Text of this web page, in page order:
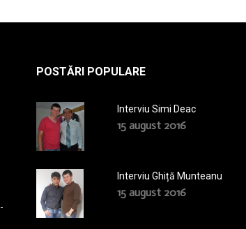
POSTĂRI POPULARE
Interviu Simi Deac
15 august 2016
Interviu Ghiță Munteanu
15 august 2016